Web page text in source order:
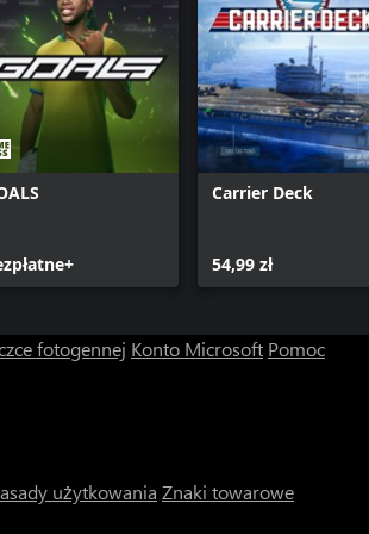
Carrier Deck
54,99 zł
fotogennej Konto Microsoft Pomoc
użytkowania Znaki towarowe